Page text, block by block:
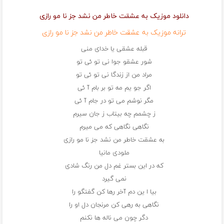
دانلود موزیک به عشقت خاطر من نشد جز نا مو رازی
ترانه موزیک به عشقت خاطر من نشد جز نا مو رازی
قبله عشقی یا خدای منی
شور عشقو جوا نی تو ئی تو
مراد من از زندگا نی تو ئی تو
اگر جو یم مه تو بر بام آ ئی
مگر نوشم می تو در جام آ ئی
ز چشمم چه بیتاب ز جان سیرم
نگاهی نگاهی که می میرم
به عشقت خاطر من نشد جز نا مو رازی
ملودی مانیا
که در این بستر غم دل من رنگ شادی
نمی گیرد
بیا ا ین دم آخر رها کن گفتگو را
نگاهی به رهی کن مرنجان دل او را
دگر چون می ناله ها نکنم